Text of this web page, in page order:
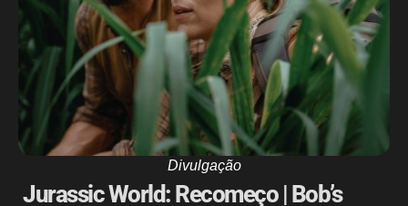
Divulgação
Jurassic World: Recomeço | Bob’s